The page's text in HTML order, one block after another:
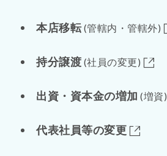
本店移転(管轄内・管轄外)
持分譲渡 (社員の変更)
出資・資本金の増加 (増資)
代表社員等の変更